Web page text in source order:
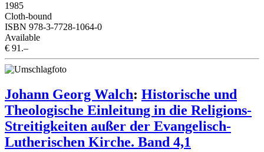
1985
Cloth-bound
ISBN 978-3-7728-1064-0
Available
€ 91.–
Johann Georg Walch: Historische und
Theologische Einleitung in die Religions-
Streitigkeiten außer der Evangelisch-
Lutherischen Kirche. Band 4,1